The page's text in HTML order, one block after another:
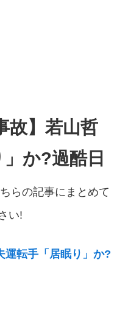
故】若山哲
か?過酷日
らの記事にまとめて
い!
運転手「居眠り」か?